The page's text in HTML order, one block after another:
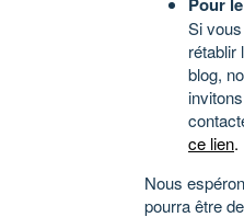
Si
rétablir
blog,
ce lien.
Nous
pourra être